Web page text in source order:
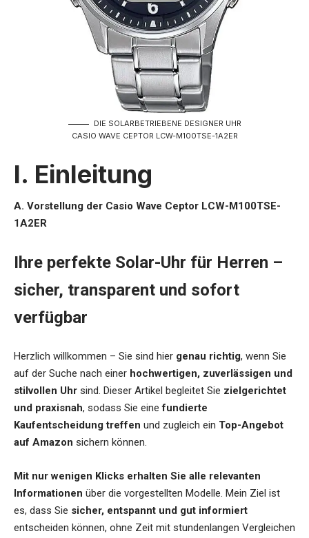
DIE SOLARBETRIEBENE DESIGNER UHR
CASIO WAVE CEPTOR LCW-M100TSE-1A2ER
I. Einleitung
A. Vorstellung der Casio Wave Ceptor LCW-M100TSE-
1A2ER
Ihre perfekte Solar-Uhr für Herren –
sicher, transparent und sofort
verfügbar
Herzlich willkommen – Sie sind hier genau richtig, wenn Sie
auf der Suche nach einer hochwertigen, zuverlässigen und
stilvollen Uhr sind. Dieser Artikel begleitet Sie zielgerichtet
und praxisnah, sodass Sie einefundierte
Kaufentscheidung treffen und zugleich ein Top-Angebot
auf Amazon sichern können.
Mit nur wenigen Klicks erhalten Sie alle relevanten
Informationen über die vorgestellten Modelle. Mein Ziel ist
es, dass Sie sicher, entspannt und gut informiert
entscheiden können, ohne Zeit mit stundenlangen Vergleichen